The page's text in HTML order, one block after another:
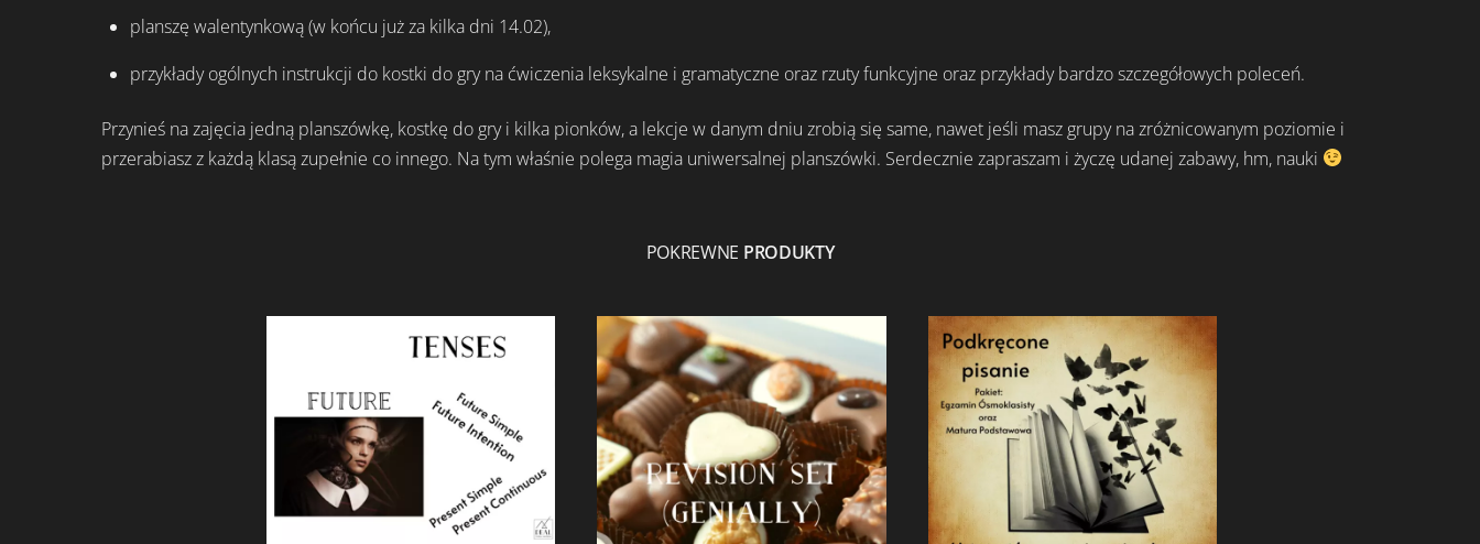
planszę walentynkową (w końcu już za kilka dni 14.02),
przykłady ogólnych instrukcji do kostki do gry na ćwiczenia leksykalne i gramatyczne oraz rzuty funkcyjne oraz przykłady bardzo szczegółowych poleceń.
Przynieś na zajęcia jedną planszówkę, kostkę do gry i kilka pionków, a lekcje w danym dniu zrobią się same, nawet jeśli masz grupy na zróżnicowanym poziomie i
przerabiasz z każdą klasą zupełnie co innego. Na tym właśnie polega magia uniwersalnej planszówki. Serdecznie zapraszam i życzę udanej zabawy, hm, nauki
POKREWNE PRODUKTY